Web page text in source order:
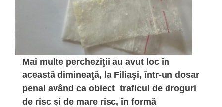
Mai multe percheziţii au avut loc în
această dimineaţă, la Filiaşi, într-un dosar
penal având ca obiect traficul de droguri
de risc și de mare risc, în formă